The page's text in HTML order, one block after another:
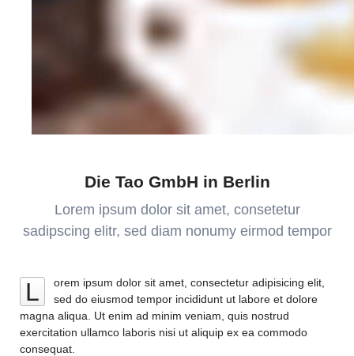
Die Tao GmbH in Berlin
Lorem ipsum dolor sit amet, consetetur
sadipscing elitr, sed diam nonumy eirmod tempor
L
orem ipsum dolor sit amet, consectetur adipisicing elit,
sed do eiusmod tempor incididunt ut labore et dolore
magna aliqua. Ut enim ad minim veniam, quis nostrud
exercitation ullamco laboris nisi ut aliquip ex ea commodo
consequat.